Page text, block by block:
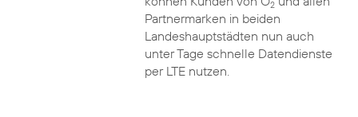
2
Partnermarken in beiden
Landeshauptstädten nun auch
unter Tage schnelle Datendienste
per LTE nutzen.